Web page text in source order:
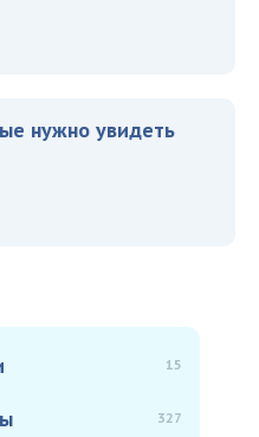
нужно увидеть
15
327